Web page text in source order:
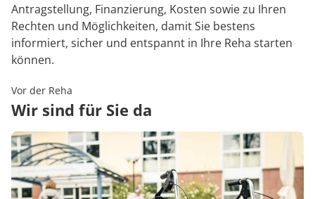
Antragstellung, Finanzierung, Kosten sowie zu Ihren
Rechten und Möglichkeiten, damit Sie bestens
informiert, sicher und entspannt in Ihre Reha starten
können.
Vor der Reha
Wir sind für Sie da